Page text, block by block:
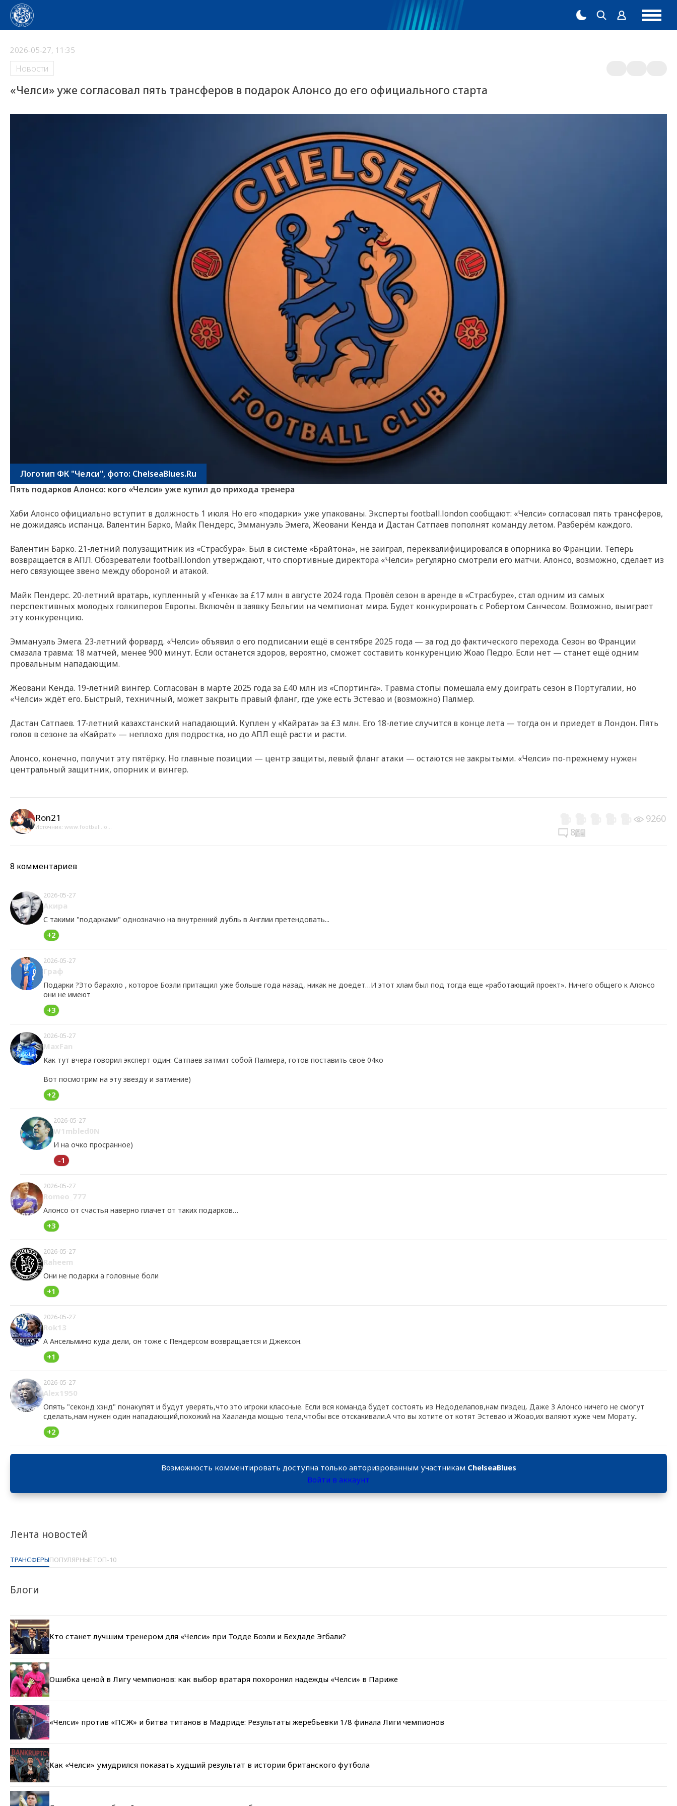
Лента новостей
ТРАНСФЕРЫПОПУЛЯРНЫЕТОП-10
Блоги
Кто станет лучшим тренером для «Челси» при Тодде Боэли и Бехдаде Эгбали?
Ошибка ценой в Лигу чемпионов: как выбор вратаря похоронил надежды «Челси» в Париже
«Челси» против «ПСЖ» и битва титанов в Мадриде: Результаты жеребьевки 1/8 финала Лиги чемпионов
Как «Челси» умудрился показать худший результат в истории британского футбола
2026-05-27, 11:35
Новости
«Челси» уже согласовал пять трансферов в подарок Алонсо до его официального старта
Логотип ФК "Челси", фото: ChelseaBlues.Ru
Пять подарков Алонсо: кого «Челси» уже купил до прихода тренера
Хаби Алонсо официально вступит в должность 1 июля. Но его «подарки» уже упакованы. Эксперты football.london сообщают: «Челси» согласовал пять трансферов,
не дожидаясь испанца. Валентин Барко, Майк Пендерс, Эммануэль Эмега, Жеовани Кенда и Дастан Сатпаев пополнят команду летом. Разберём каждого.
Валентин Барко. 21-летний полузащитник из «Страсбура». Был в системе «Брайтона», не заиграл, переквалифицировался в опорника во Франции. Теперь
возвращается в АПЛ. Обозреватели football.london утверждают, что спортивные директора «Челси» регулярно смотрели его матчи. Алонсо, возможно, сделает из
него связующее звено между обороной и атакой.
Майк Пендерс. 20-летний вратарь, купленный у «Генка» за £17 млн в августе 2024 года. Провёл сезон в аренде в «Страсбуре», стал одним из самых
перспективных молодых голкиперов Европы. Включён в заявку Бельгии на чемпионат мира. Будет конкурировать с Робертом Санчесом. Возможно, выиграет
эту конкуренцию.
Эммануэль Эмега. 23-летний форвард. «Челси» объявил о его подписании ещё в сентябре 2025 года — за год до фактического перехода. Сезон во Франции
смазала травма: 18 матчей, менее 900 минут. Если останется здоров, вероятно, сможет составить конкуренцию Жоао Педро. Если нет — станет ещё одним
провальным нападающим.
Жеовани Кенда. 19-летний вингер. Согласован в марте 2025 года за £40 млн из «Спортинга». Травма стопы помешала ему доиграть сезон в Португалии, но
«Челси» ждёт его. Быстрый, техничный, может закрыть правый фланг, где уже есть Эстевао и (возможно) Палмер.
Дастан Сатпаев. 17-летний казахстанский нападающий. Куплен у «Кайрата» за £3 млн. Его 18-летие случится в конце лета — тогда он и приедет в Лондон. Пять
голов в сезоне за «Кайрат» — неплохо для подростка, но до АПЛ ещё расти и расти.
Алонсо, конечно, получит эту пятёрку. Но главные позиции — центр защиты, левый фланг атаки — остаются не закрытыми. «Челси» по-прежнему нужен
центральный защитник, опорник и вингер.
Ron21
Источник: www.football.lo...
9260
8
8 комментариев
2026-05-27
Акира
С такими "подарками" однозначно на внутренний дубль в Англии претендовать...
+2
2026-05-27
Граф
Подарки ?Это барахло , которое Боэли притащил уже больше года назад, никак не доедет…И этот хлам был под тогда еще «работающий проект». Ничего общего к Алонсо
они не имеют
+3
2026-05-27
MaxFan
Как тут вчера говорил эксперт один: Сатпаев затмит собой Палмера, готов поставить своё 04ко
Вот посмотрим на эту звезду и затмение)
+2
2026-05-27
W1mbled0N
И на очко просранное)
-1
2026-05-27
Romeo_777
Алонсо от счастья наверно плачет от таких подарков…
+3
2026-05-27
Raheem
Они не подарки а головные боли
+1
2026-05-27
Rok13
А Ансельмино куда дели, он тоже с Пендерсом возвращается и Джексон.
+1
2026-05-27
Alex1950
Опять "секонд хэнд" понакупят и будут уверять,что это игроки классные. Если вся команда будет состоять из Недоделапов,нам пиздец. Даже 3 Алонсо ничего не смогут
сделать,нам нужен один нападающий,похожий на Хааланда мощью тела,чтобы все отскакивали.А что вы хотите от котят Эстевао и Жоао,их валяют хуже чем Морату..
+2
Возможность комментировать доступна только авторизрованным участникам ChelseaBlues
Войти в аккаунт